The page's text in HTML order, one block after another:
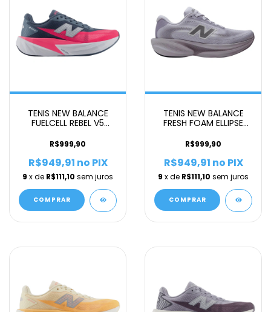
TENIS NEW BALANCE
FUELCELL REBEL V5
R$999,90
9 x de R$111,10 sem juros
R$949,91 no PIX
COMPRAR
TENIS NEW BALANCE
FRESH FOAM ELLIPSE
R$999,90
9 x de R$111,10 sem juros
R$949,91 no PIX
COMPRAR